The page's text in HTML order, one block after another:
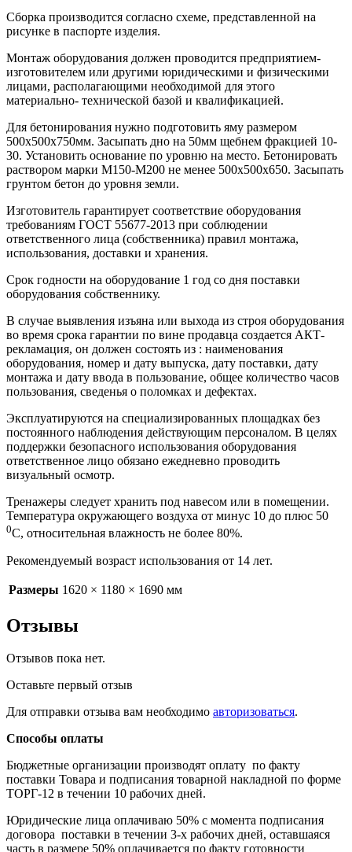
Сборка производится согласно схеме, представленной на
рисунке в паспорте изделия.
Монтаж оборудования должен проводится предприятием-
изготовителем или другими юридическими и физическими
лицами, располагающими необходимой для этого
материально- технической базой и квалификацией.
Для бетонирования нужно подготовить яму размером
500х500х750мм. Засыпать дно на 50мм щебнем фракцией 10-
30. Установить основание по уровню на место. Бетонировать
раствором марки М150-М200 не менее 500х500х650. Засыпать
грунтом бетон до уровня земли.
Изготовитель гарантирует соответствие оборудования
требованиям ГОСТ 55677-2013 при соблюдении
ответственного лица (собственника) правил монтажа,
использования, доставки и хранения.
Срок годности на оборудование 1 год со дня поставки
оборудования собственнику.
В случае выявления изъяна или выхода из строя оборудования
во время срока гарантии по вине продавца создается АКТ-
рекламация, он должен состоять из : наименования
оборудования, номер и дату выпуска, дату поставки, дату
монтажа и дату ввода в пользование, общее количество часов
пользования, сведенья о поломках и дефектах.
Эксплуатируются на специализированных площадках без
постоянного наблюдения действующим персоналом. В целях
поддержки безопасного использования оборудования
ответственное лицо обязано ежедневно проводить
визуальный осмотр.
Тренажеры следует хранить под навесом или в помещении.
Температура окружающего воздуха от минус 10 до плюс 50
0С, относительная влажность не более 80%.
Рекомендуемый возраст использования от 14 лет.
Размеры 1620 × 1180 × 1690 мм
Отзывы
Отзывов пока нет.
Оставьте первый отзыв
Для отправки отзыва вам необходимо авторизоваться.
Способы оплаты
Бюджетные организации производят оплату по факту
поставки Товара и подписания товарной накладной по форме
ТОРГ-12 в течении 10 рабочих дней.
Юридические лица оплачиваю 50% с момента подписания
договора поставки в течении 3-х рабочих дней, оставшаяся
часть в размере 50% оплачивается по факту готовности